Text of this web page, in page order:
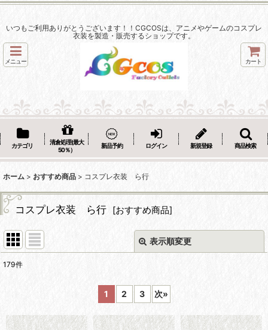
いつもご利用ありがとうございます！！CGCOSは、アニメやゲームのコスプレ
衣装を製造・販売するショップです。
メニュー カート
カテゴリ
清倉処理(最大
50％）
新品予約 ログイン 新規登録 商品検索
ホーム > おすすめ商品 > コスプレ衣装 ら行
コスプレ衣装 ら行 [おすすめ商品]
表示順変更
サブカテゴリ
表示数 :
179件
1 2 3 次»